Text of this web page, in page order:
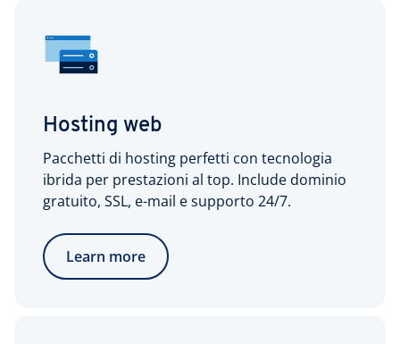
Hosting web
Pacchetti di hosting perfetti con tecnologia
ibrida per prestazioni al top. Include dominio
gratuito, SSL, e-mail e supporto 24/7.
Learn more